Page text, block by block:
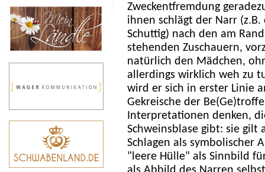
Zweckentfremdung
ihnen schlägt der Narr (z.B.
Schuttig) nach den am
stehenden Zuschauern,
natürlich den Mädchen,
allerdings wirklich weh zu
wird er sich in erster Linie
Gekreische der
Interpretationen denken,
Schweinsblase gibt: sie gilt
Schlagen als symbolischer
"leere Hülle" als Sinnbild